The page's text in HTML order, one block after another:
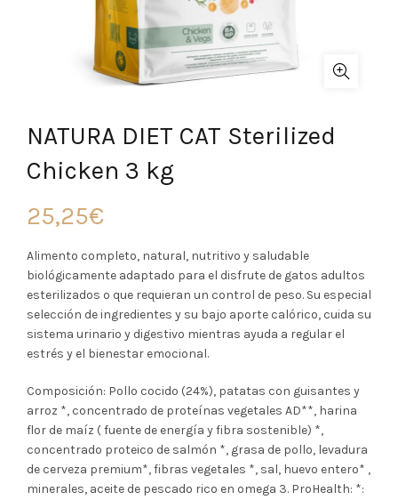
NATURA DIET CAT Sterilized
Chicken 3 kg
25,25€
Alimento completo, natural, nutritivo y saludable
biológicamente adaptado para el disfrute de gatos adultos
esterilizados o que requieran un control de peso. Su especial
selección de ingredientes y su bajo aporte calórico, cuida su
sistema urinario y digestivo mientras ayuda a regular el
estrés y el bienestar emocional.
Composición: Pollo cocido (24%), patatas con guisantes y
arroz *, concentrado de proteínas vegetales AD**, harina
flor de maíz ( fuente de energía y fibra sostenible) *,
concentrado proteico de salmón *, grasa de pollo, levadura
de cerveza premium*, fibras vegetales *, sal, huevo entero* ,
minerales, aceite de pescado rico en omega 3. ProHealth: *: